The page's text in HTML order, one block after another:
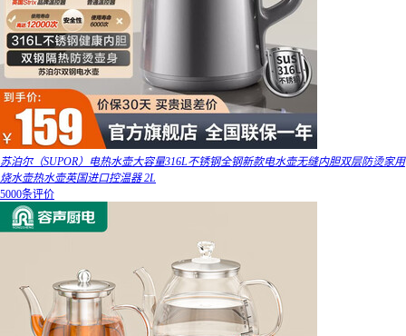
苏泊尔（SUPOR）电热水壶大容量316L不锈钢全钢新款电水壶无缝内胆双层防烫家用
烧水壶热水壶英国进口控温器 2L
5000条评价